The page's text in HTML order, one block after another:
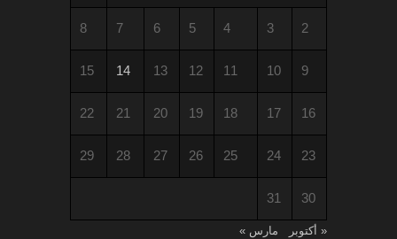
2
3
4
5
6
7
8
9
10
11
12
13
14
15
16
17
18
19
20
21
22
23
24
25
26
27
28
29
30
31
« أكتوبر مارس »